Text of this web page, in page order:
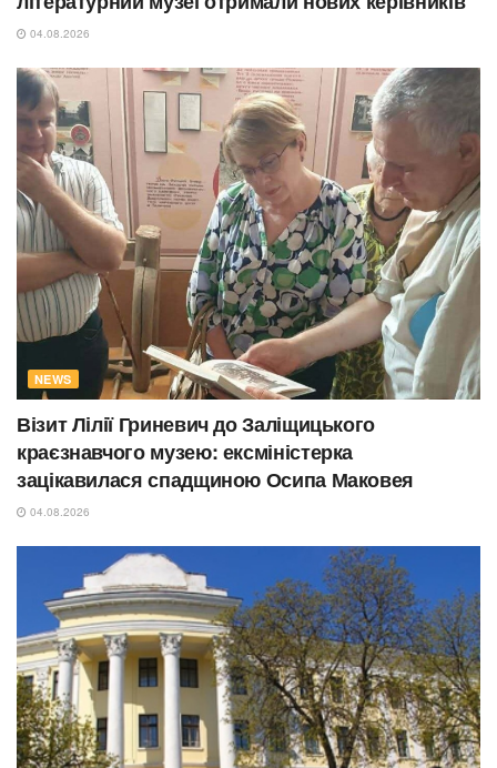
04.08.2026
NEWS
Візит Лілії Гриневич до Заліщицького
краєзнавчого музею: ексміністерка
зацікавилася спадщиною Осипа Маковея
04.08.2026